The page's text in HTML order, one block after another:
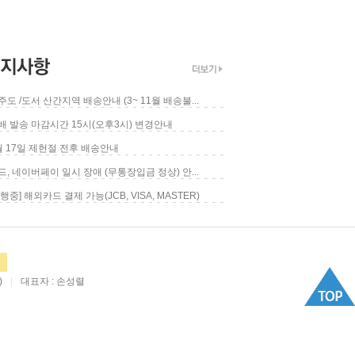
도 /도서 산간지역 배송안내 (3~ 11월 배송불...
발송 마감시간 15시(오후3시) 변경안내
17일 제헌절 전후 배송안내
, 네이버페이 일시 장애 (무통장입금 정상) 안...
행중] 해외카드 결제 가능(JCB, VISA, MASTER)
대표자 : 손성렬